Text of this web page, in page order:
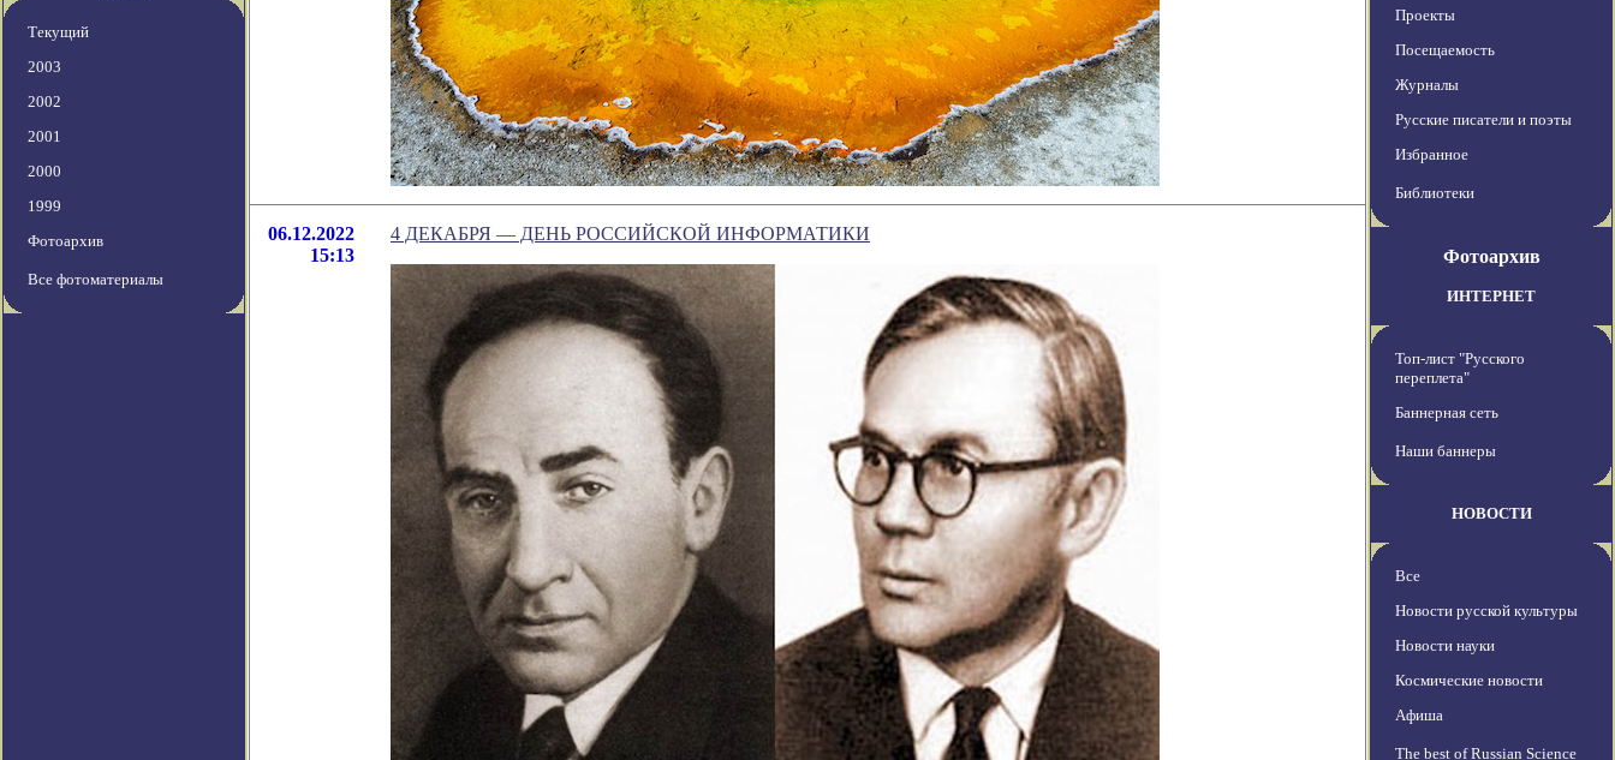
Текущий
2003
2002
2001
2000
1999
Фотоархив
Все фотоматериалы
06.12.2022
15:13
4 ДЕКАБРЯ — ДЕНЬ РОССИЙСКОЙ ИНФОРМАТИКИ
Проекты
Посещаемость
Журналы
Русские писатели и поэты
Избранное
Библиотеки
Фотоархив
ИНТЕРНЕТ
Топ-лист "Русского
переплета"
Баннерная сеть
Наши баннеры
НОВОСТИ
Все
Новости русской культуры
Новости науки
Космические новости
Афиша
The best of Russian Science